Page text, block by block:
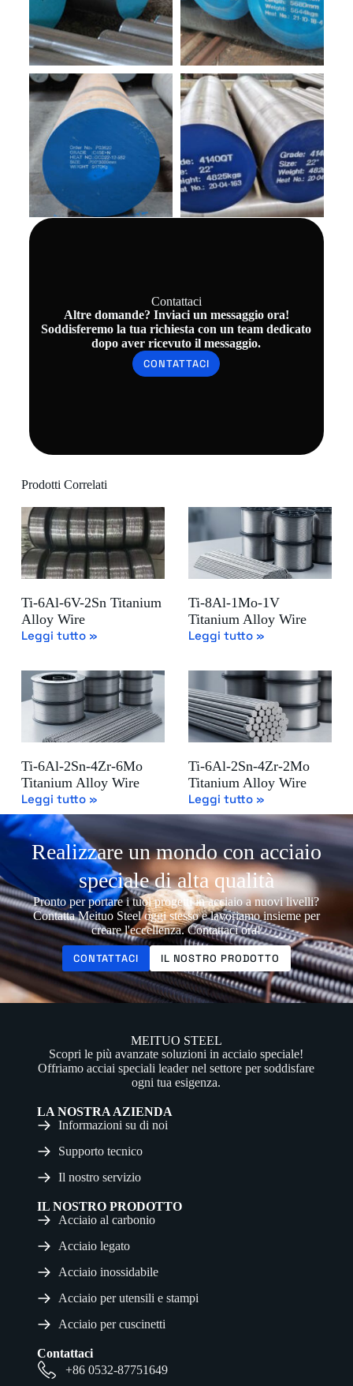
Contattaci
Altre domande? Inviaci un messaggio ora!
Soddisferemo la tua richiesta con un team dedicato
dopo aver ricevuto il messaggio.
CONTATTACI
Prodotti Correlati
Ti-6Al-6V-2Sn Titanium
Alloy Wire
Leggi tutto »
Ti-8Al-1Mo-1V
Titanium Alloy Wire
Leggi tutto »
Ti-6Al-2Sn-4Zr-6Mo
Titanium Alloy Wire
Leggi tutto »
Ti-6Al-2Sn-4Zr-2Mo
Titanium Alloy Wire
Leggi tutto »
Realizzare un mondo con acciaio
speciale di alta qualità
Pronto per portare i tuoi progetti in acciaio a nuovi livelli?
Contatta Meituo Steel oggi stesso e lavoriamo insieme per
creare l'eccellenza. Contattaci ora!
CONTATTACI IL NOSTRO PRODOTTO
MEITUO STEEL
Scopri le più avanzate soluzioni in acciaio speciale!
Offriamo acciai speciali leader nel settore per soddisfare
ogni tua esigenza.
LA NOSTRA AZIENDA
Informazioni su di noi
Supporto tecnico
Il nostro servizio
IL NOSTRO PRODOTTO
Acciaio al carbonio
Acciaio legato
Acciaio inossidabile
Acciaio per utensili e stampi
Acciaio per cuscinetti
Contattaci
+86 0532-87751649